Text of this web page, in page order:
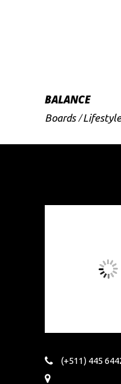
BALANCE
Boards Lifestyle
(+511) 445